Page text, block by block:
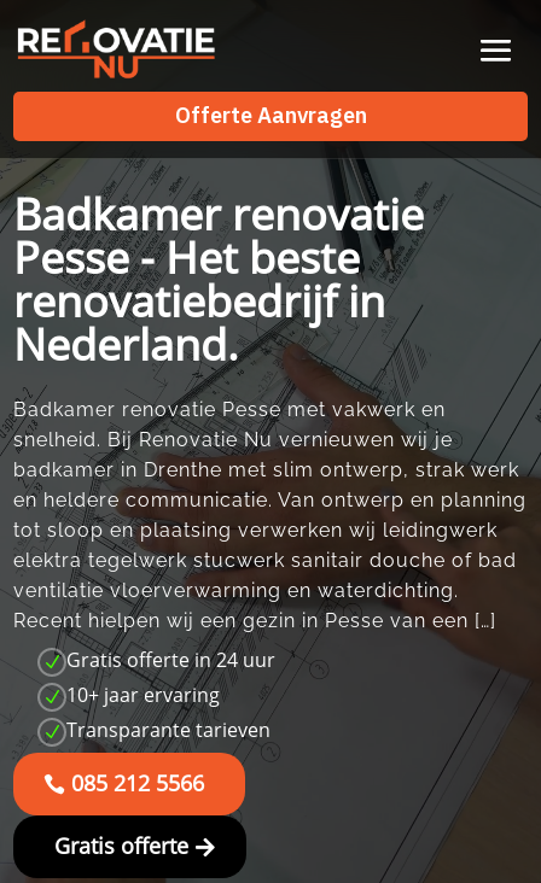
Offerte Aanvragen
Offerte Aanvragen
Badkamer renovatie
Pesse - Het beste
renovatiebedrijf in
Nederland.
Badkamer renovatie Pesse met vakwerk en
snelheid. Bij Renovatie Nu vernieuwen wij je
badkamer in Drenthe met slim ontwerp, strak werk
en heldere communicatie. Van ontwerp en planning
tot sloop en plaatsing verwerken wij leidingwerk
elektra tegelwerk stucwerk sanitair douche of bad
ventilatie vloerverwarming en waterdichting.
Recent hielpen wij een gezin in Pesse van een […]
N Gratis offerte in 24 uur
N 10+ jaar ervaring
N Transparante tarieven
085 212 5566
Gratis offerte